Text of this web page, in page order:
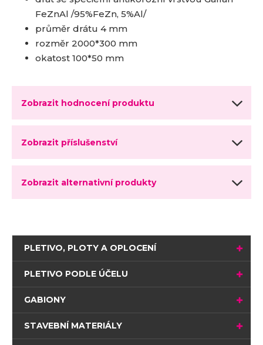
FeZnAl /95%FeZn, 5%Al/
průměr drátu 4 mm
rozměr 2000*300 mm
okatost 100*50 mm
Zobrazit hodnocení produktu
Zobrazit příslušenství
Zobrazit alternativní produkty
PLETIVO, PLOTY A OPLOCENÍ
PLETIVO PODLE ÚČELU
GABIONY
STAVEBNÍ MATERIÁLY